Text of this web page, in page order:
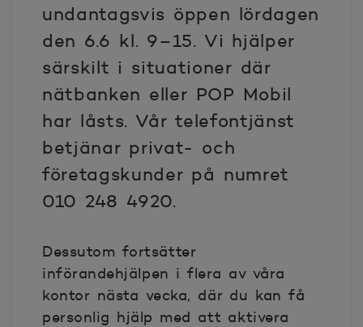
undantagsvis öppen lördagen
den 6.6 kl. 9–15. Vi hjälper
särskilt i situationer där
nätbanken eller POP Mobil
har låsts. Vår telefontjänst
betjänar privat- och
företagskunder på numret
010 248 4920.
Dessutom fortsätter
införandehjälpen i flera av våra
kontor nästa vecka, där du kan få
personlig hjälp med att aktivera